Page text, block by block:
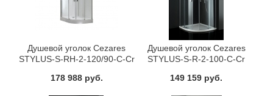
Душевой уголок Cezares
STYLUS-S-RH-2-120/90-C-Cr
178 988 руб.
Душевой уголок Cezares
STYLUS-S-R-2-100-C-Cr
149 159 руб.